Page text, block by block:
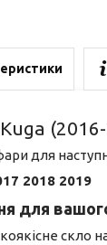
(2016-
для
2018 2019
для
скло